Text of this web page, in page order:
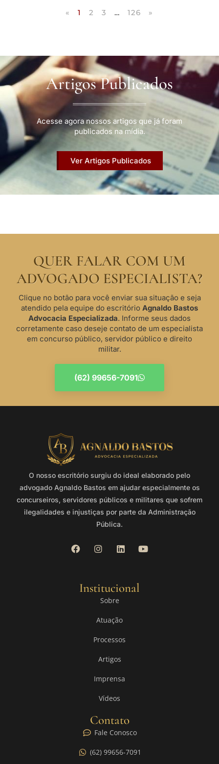
« 1 2 3 … 126 »
Artigos Publicados
Acesse agora nossos artigos que já foram
publicados na mídia.
Ver Artigos Publicados
QUER FALAR COM UM
ADVOGADO ESPECIALISTA?
Clique no botão para você enviar sua situação e seja
atendido pela equipe do escritório Agnaldo Bastos
Advocacia Especializada. Informe seus dados
corretamente caso deseje contato de um especialista
em concurso público, servidor público e direito
militar.
(62) 99656-7091
O nosso escritório surgiu do ideal elaborado pelo
advogado Agnaldo Bastos em ajudar especialmente os
concurseiros, servidores públicos e militares que sofrem
ilegalidades e injustiças por parte da Administração
Pública.
Institucional
Sobre
Atuação
Processos
Artigos
Imprensa
Vídeos
Contato
Fale Conosco
(62) 99656-7091